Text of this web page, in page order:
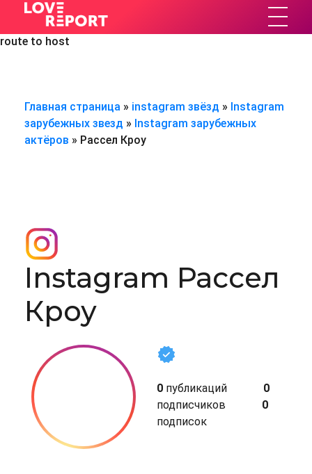
LoveReport
Статистика в соц. сетях
Error #:Failed connect to app.mediaceh.com:80; No route to
hostError #:Failed connect to app.mediaceh.com:80; No
route to host
Главная страница » instagram звёзд » Instagram
зарубежных звезд » Instagram зарубежных
актёров » Рассел Кроу
Instagram Рассел
Кроу
0 публикаций
0
подписчиков
0
подписок